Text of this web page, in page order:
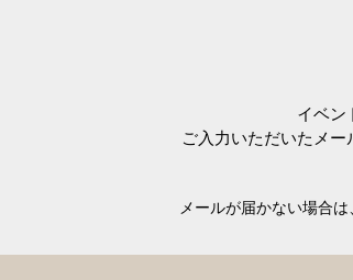
イベン
ご入力いただいたメー
メールが届かない場合